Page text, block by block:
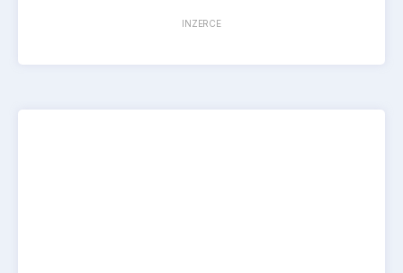
INZERCE